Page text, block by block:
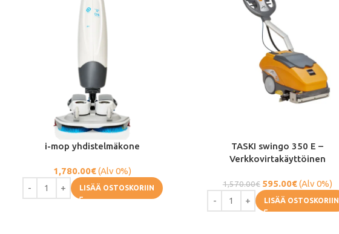
i-mop yhdistelmäkone
1,780.00€(Alv 0%)
LISÄÄ OSTOSKORIIN
TASKI swingo 350 E –
Verkkovirtakäyttöinen
1,570.00€ 595.00€(Alv 0%)
LISÄÄ OSTOSKORIIN